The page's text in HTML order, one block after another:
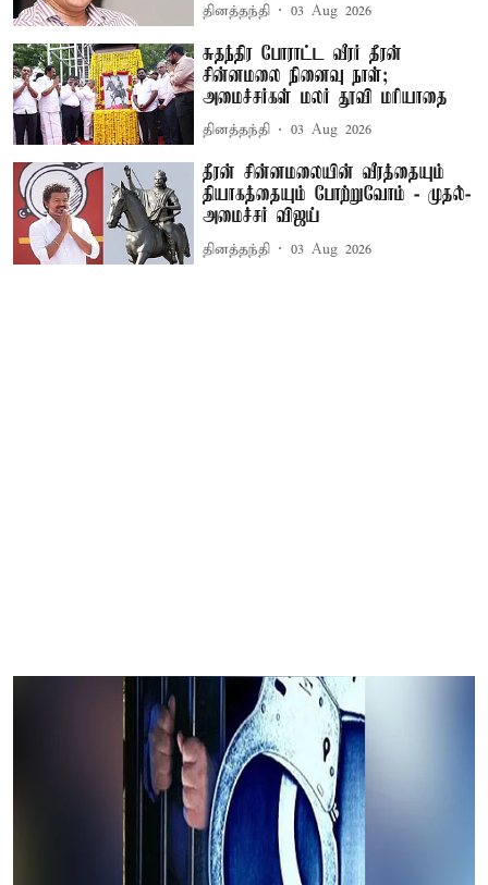
தினத்தந்தி 03 Aug 2026
சுதந்திர போராட்ட வீரர் தீரன்
சின்னமலை நினைவு நாள்;
அமைச்சர்கள் மலர் தூவி மரியாதை
தினத்தந்தி 03 Aug 2026
தீரன் சின்னமலையின் வீரத்தையும்
தியாகத்தையும் போற்றுவோம் - முதல்-
அமைச்சர் விஜய்
தினத்தந்தி 03 Aug 2026